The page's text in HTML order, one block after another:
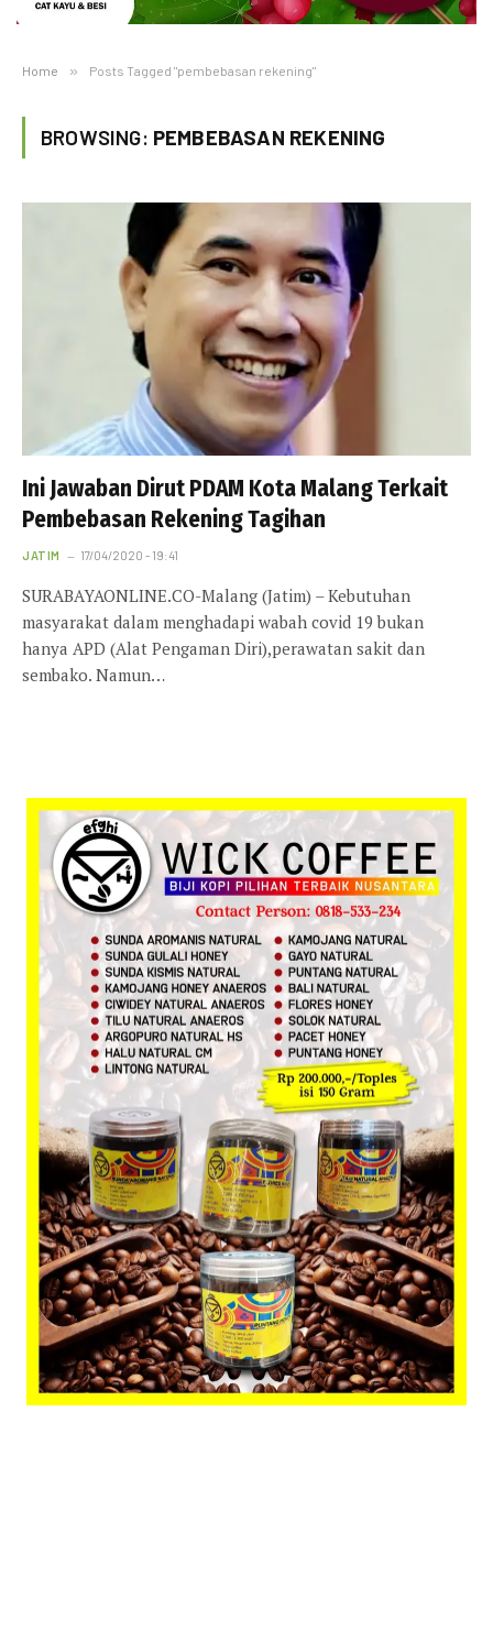
Home » Posts Tagged "pembebasan rekening"
BROWSING: PEMBEBASAN REKENING
Ini Jawaban Dirut PDAM Kota Malang Terkait
Pembebasan Rekening Tagihan
JATIM 17/04/2020 - 19:41
SURABAYAONLINE.CO-Malang (Jatim) – Kebutuhan
masyarakat dalam menghadapi wabah covid 19 bukan
hanya APD (Alat Pengaman Diri),perawatan sakit dan
sembako. Namun…